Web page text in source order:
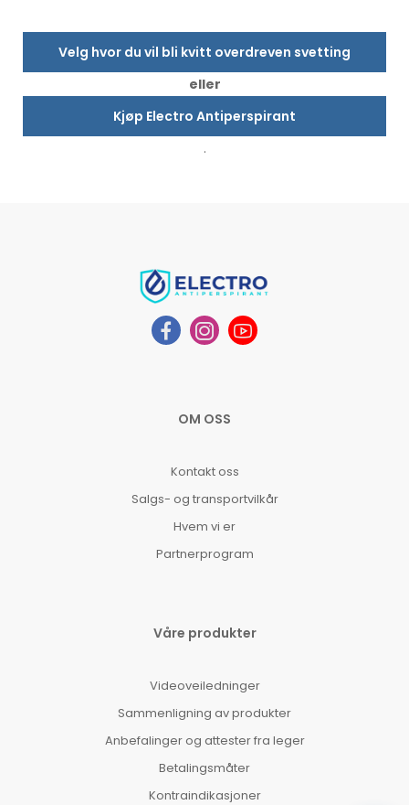
Velg hvor du vil bli kvitt overdreven svetting
eller
Kjøp Electro Antiperspirant
.
OM OSS
Kontakt oss
Salgs- og transportvilkår
Hvem vi er
Partnerprogram
Våre produkter
Videoveiledninger
Sammenligning av produkter
Anbefalinger og attester fra leger
Betalingsmåter
Kontraindikasjoner